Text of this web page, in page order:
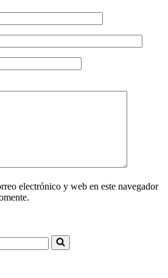
electrónico y web en este navegador